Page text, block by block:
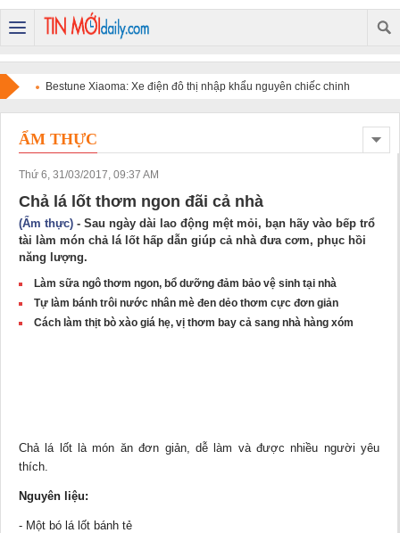
Bestune Xiaoma: Xe điện đô thị nhập khẩu nguyên chiếc chinh
phục người dùng bằng chất lượng quốc tế và sự tiện dụng
ẨM THỰC
Thứ 6, 31/03/2017, 09:37 AM
Chả lá lốt thơm ngon đãi cả nhà
(Ẩm thực) - Sau ngày dài lao động mệt mỏi, bạn hãy vào bếp trổ
tài làm món chả lá lốt hấp dẫn giúp cả nhà đưa cơm, phục hồi
năng lượng.
Làm sữa ngô thơm ngon, bổ dưỡng đảm bảo vệ sinh tại nhà
Tự làm bánh trôi nước nhân mè đen dẻo thơm cực đơn giản
Cách làm thịt bò xào giá hẹ, vị thơm bay cả sang nhà hàng xóm
Chả lá lốt làmón ănđơn giản, dễ làm và được nhiều người yêu
thích.
Nguyên liệu:
- Một bó lá lốt bánh tẻ